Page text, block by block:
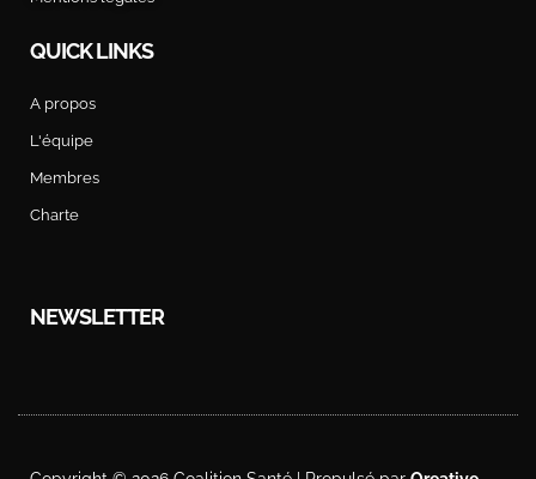
QUICK LINKS
A propos
L'équipe
Membres
Charte
NEWSLETTER